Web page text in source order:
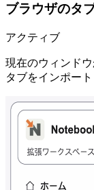
ブラウザのタ
アクティブ
現在のウィンド
タブをインポート